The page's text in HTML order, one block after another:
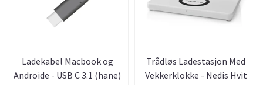
Ladekabel Macbook og
Androide - USB C 3.1 (hane)
Trådløs Ladestasjon Med
Vekkerklokke - Nedis Hvit